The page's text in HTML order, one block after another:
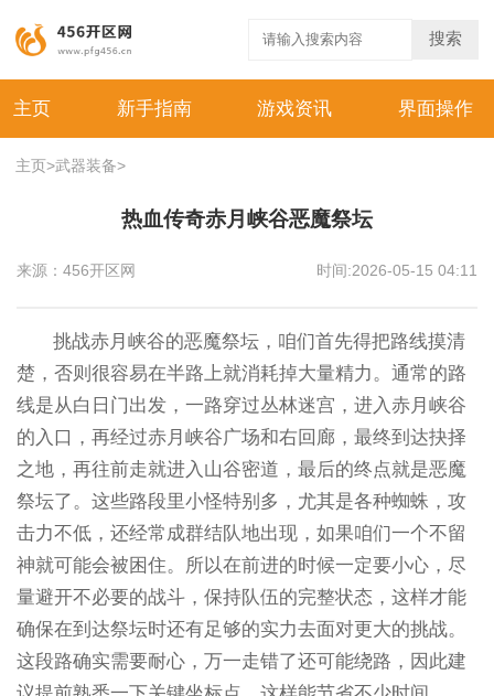
搜索
主页 新手指南 游戏资讯 界面操作
主页>武器装备>
热血传奇赤月峡谷恶魔祭坛
来源：456开区网 时间:2026-05-15 04:11
挑战赤月峡谷的恶魔祭坛，咱们首先得把路线摸清
楚，否则很容易在半路上就消耗掉大量精力。通常的路
线是从白日门出发，一路穿过丛林迷宫，进入赤月峡谷
的入口，再经过赤月峡谷广场和右回廊，最终到达抉择
之地，再往前走就进入山谷密道，最后的终点就是恶魔
祭坛了。这些路段里小怪特别多，尤其是各种蜘蛛，攻
击力不低，还经常成群结队地出现，如果咱们一个不留
神就可能会被困住。所以在前进的时候一定要小心，尽
量避开不必要的战斗，保持队伍的完整状态，这样才能
确保在到达祭坛时还有足够的实力去面对更大的挑战。
这段路确实需要耐心，万一走错了还可能绕路，因此建